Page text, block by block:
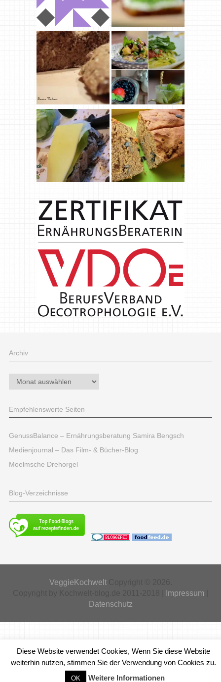
Archiv
Archiv
Empfehlenswerte Seiten
GenussBalance – Ernährungsberatung Samira Bengsch
Medienjournal – Das Film- & Bücher-Blog
Moelmsche Drehorgel
Blog-Verzeichnisse
VeggieKochweltCopyright © 2026.
Impressum
Datenschutz
Diese Website verwendet Cookies, Wenn Sie diese Website
weiterhin nutzen, stimmen Sie der Verwendung von Cookies zu.
OK Weitere Informationen